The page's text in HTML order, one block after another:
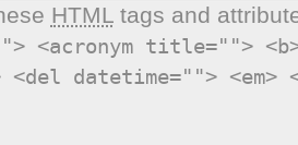
HTML tags and
<acronym title="">
<del datetime="">